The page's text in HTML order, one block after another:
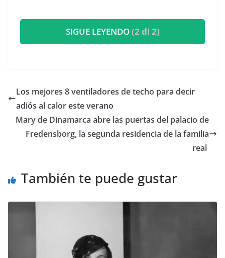
SIGUE LEYENDO(2 di 2)
​Los mejores 8 ventiladores de techo para decir
adiós al calor este verano
​Mary de Dinamarca abre las puertas del palacio de
Fredensborg, la segunda residencia de la familia
real
También te puede gustar